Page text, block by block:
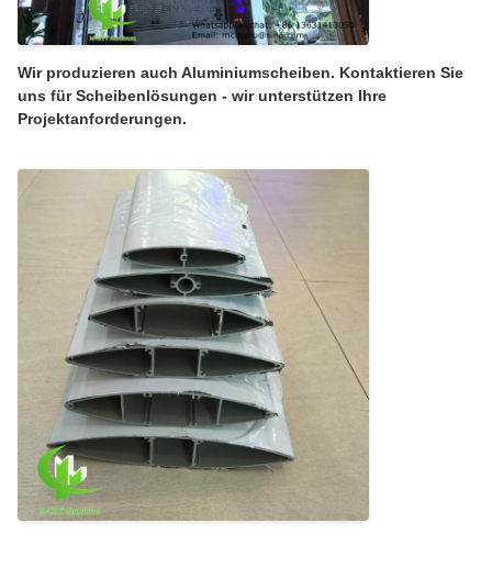
Wir produzieren auch Aluminiumscheiben. Kontaktieren Sie
uns für Scheibenlösungen - wir unterstützen Ihre
Projektanforderungen.